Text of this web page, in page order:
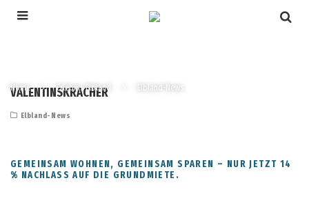
Home Erlebnis Elbland Elbland-News
VALENTINSKRACHER
Elbland-News
GEMEINSAM WOHNEN, GEMEINSAM SPAREN – NUR JETZT 14
% NACHLASS AUF DIE GRUNDMIETE.